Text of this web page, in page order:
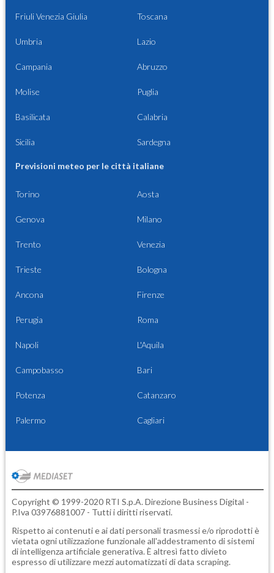
Friuli Venezia Giulia Toscana
Umbria Lazio
Campania Abruzzo
Molise Puglia
Basilicata Calabria
Sicilia Sardegna
Previsioni meteo per le città italiane
Torino Aosta
Genova Milano
Trento Venezia
Trieste Bologna
Ancona Firenze
Perugia Roma
Napoli L'Aquila
Campobasso Bari
Potenza Catanzaro
Palermo Cagliari
Copyright © 1999-2020 RTI S.p.A. Direzione Business Digital -
P.Iva 03976881007 - Tutti i diritti riservati.
Rispetto ai contenuti e ai dati personali trasmessi e/o riprodotti è
vietata ogni utilizzazione funzionale all'addestramento di sistemi
di intelligenza artificiale generativa. È altresì fatto divieto
espresso di utilizzare mezzi automatizzati di data scraping.